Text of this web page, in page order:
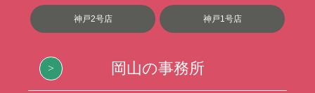
神戸2号店 神戸1号店
岡山の事務所